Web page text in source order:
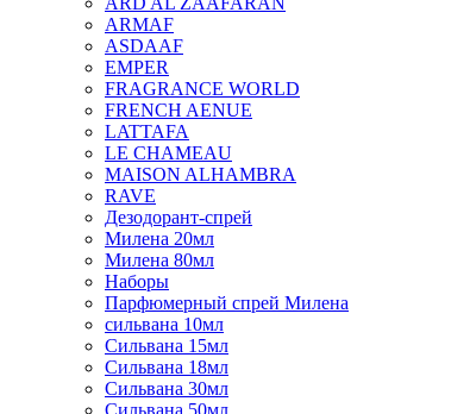
ARMAF
ASDAAF
EMPER
FRAGRANCE WORLD
FRENCH AENUE
LATTAFA
LE CHAMEAU
MAISON ALHAMBRA
RAVE
Дезодорант-спрей
Милена 20мл
Милена 80мл
Наборы
Парфюмерный спрей Милена
сильвана 10мл
Сильвана 15мл
Сильвана 18мл
Сильвана 30мл
Сильвана 50мл